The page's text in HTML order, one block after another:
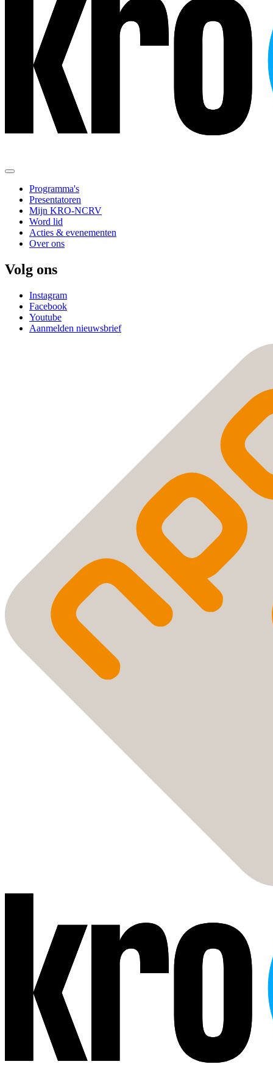
Programma's
Presentatoren
Mijn KRO-NCRV
Word lid
Acties & evenementen
Over ons
Volg ons
Instagram
Facebook
Youtube
Aanmelden nieuwsbrief